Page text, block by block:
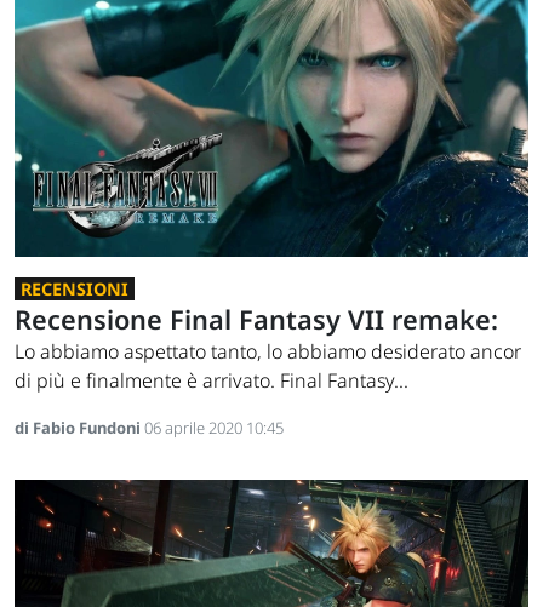
RECENSIONI
Recensione Final Fantasy VII remake:
Lo abbiamo aspettato tanto, lo abbiamo desiderato ancor
di più e finalmente è arrivato. Final Fantasy...
di Fabio Fundoni 06 aprile 2020 10:45